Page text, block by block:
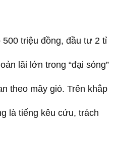
triệu đồng, đầu tư 2 tỉ
lãi lớn trong “đại sóng”
theo mây gió. Trên khắp
là tiếng kêu cứu, trách